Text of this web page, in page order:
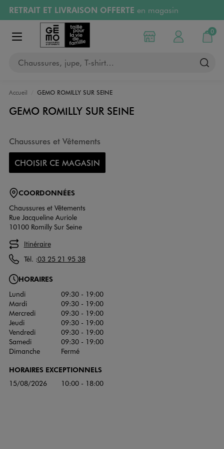
Aller au contenu principal
Aller à la navigation
RETRAIT ET LIVRAISON OFFERTE en magasin
Retours OFFERTSpendant 30 jours
PAYEZ EN 3x SANS FRAIS
RÉSERVATION GRATUITE
Afficher le menu
Chaussures, jupe, T-shirt…
Choisir mon magasin
Mon compte
0
Mon
Accueil GEMO ROMILLY SUR SEINE
GEMO ROMILLY SUR SEINE
Chaussures et Vêtements
CHOISIR CE MAGASIN
COORDONNÉES
Chaussures et Vêtements
Rue Jacqueline Auriole
10100 Romilly Sur Seine
Itinéraire
Tél. :03 25 21 95 38
HORAIRES
Lundi
09:30 - 19:00
Mardi
09:30 - 19:00
Mercredi
09:30 - 19:00
Jeudi
09:30 - 19:00
Vendredi
09:30 - 19:00
Samedi
09:30 - 19:00
Dimanche
Fermé
HORAIRES EXCEPTIONNELS
15/08/2026 10:00 - 18:00